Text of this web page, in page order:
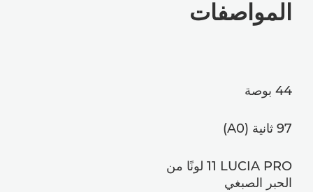
المواصفات
44 بوصة
97 ثانية (A0)
LUCIA PRO ‏11 لونًا من
الحبر الصبغي